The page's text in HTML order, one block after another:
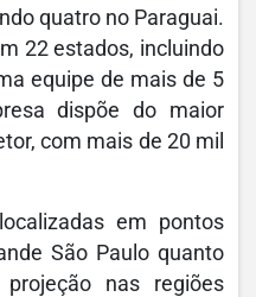
quatro no Paraguai.
22 estados, incluindo
equipe de mais de 5
dispõe do maior
com mais de 20 mil
em pontos
São Paulo quanto
nas regiões